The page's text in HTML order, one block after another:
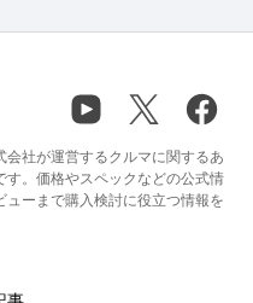
社が運営するクルマに関するあ
す。価格やスペックなどの公式情
ーまで購入検討に役立つ情報を